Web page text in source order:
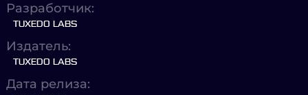
Разработчик:
TUXEDO LABS
Издатель:
TUXEDO LABS
Дата релиза: